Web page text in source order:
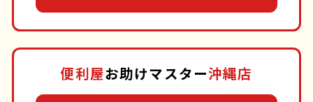
便利屋お助けマスター沖縄店